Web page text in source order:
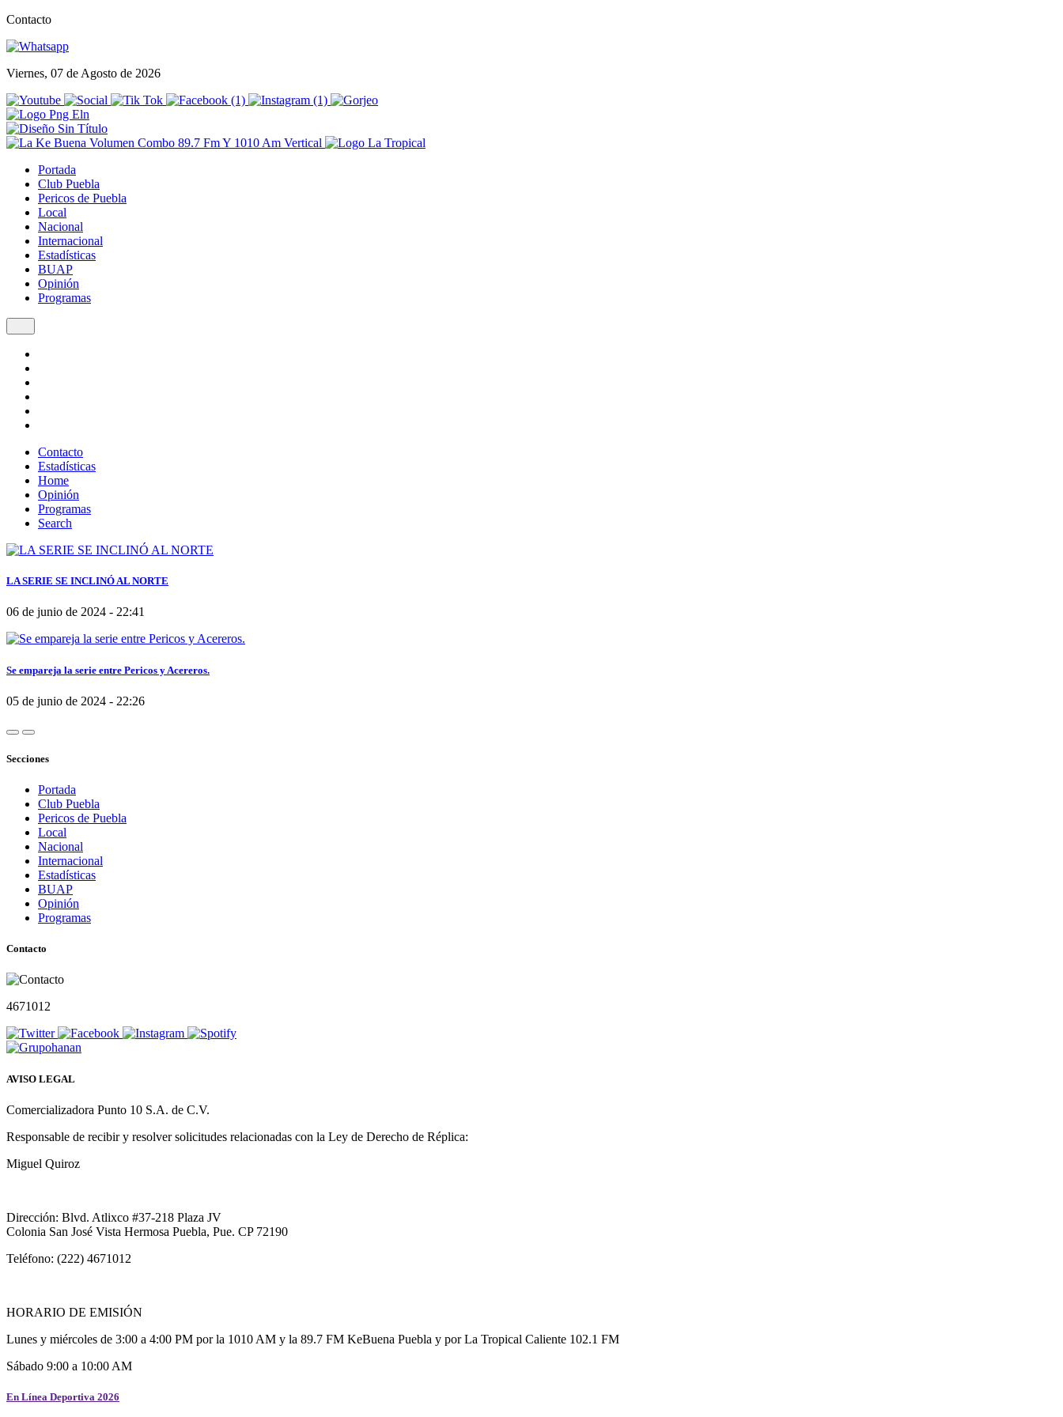
Contacto
Viernes, 07 de Agosto de 2026
Portada
Club Puebla
Pericos de Puebla
Local
Nacional
Internacional
Estadísticas
BUAP
Opinión
Programas
Contacto
Estadísticas
Home
Opinión
Programas
Search
LA SERIE SE INCLINÓ AL NORTE
06 de junio de 2024 - 22:41
Se empareja la serie entre Pericos y Acereros.
05 de junio de 2024 - 22:26
Secciones
Portada
Club Puebla
Pericos de Puebla
Local
Nacional
Internacional
Estadísticas
BUAP
Opinión
Programas
Contacto
4671012
AVISO LEGAL
Comercializadora Punto 10 S.A. de C.V.
Responsable de recibir y resolver solicitudes relacionadas con la Ley de Derecho de Réplica:
Miguel Quiroz
Dirección: Blvd. Atlixco #37-218 Plaza JV
Colonia San José Vista Hermosa Puebla, Pue. CP 72190
Teléfono: (222) 4671012
HORARIO DE EMISIÓN
Lunes y miércoles de 3:00 a 4:00 PM por la 1010 AM y la 89.7 FM KeBuena Puebla y por La Tropical Caliente 102.1 FM
Sábado 9:00 a 10:00 AM
En Línea Deportiva 2026